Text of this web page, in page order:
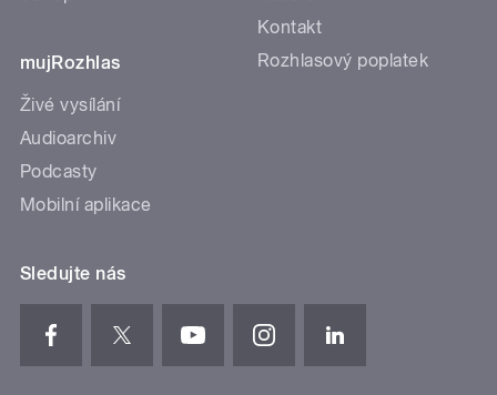
mujRozhlas
Živé vysílání
Audioarchiv
Podcasty
Mobilní aplikace
Kontakt
Rozhlasový poplatek
Sledujte nás